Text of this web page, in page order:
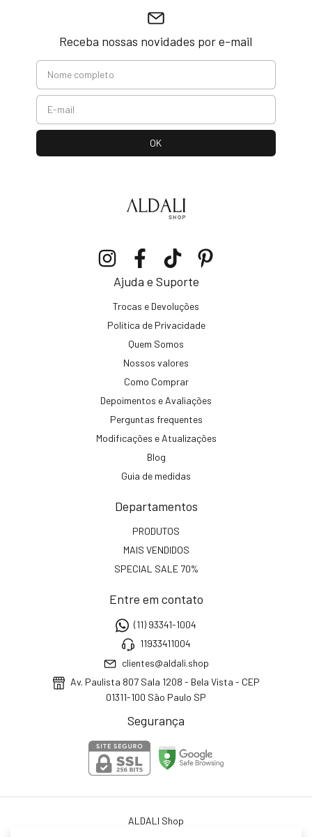
Receba nossas novidades por e-mail
Ajuda e Suporte
Trocas e Devoluções
Política de Privacidade
Quem Somos
Nossos valores
Como Comprar
Depoimentos e Avaliações
Perguntas frequentes
Modificações e Atualizações
Blog
Guia de medidas
Departamentos
PRODUTOS
MAIS VENDIDOS
SPECIAL SALE 70%
Entre em contato
(11) 93341-1004
11933411004
clientes@aldali.shop
Av. Paulista 807 Sala 1208 - Bela Vista - CEP
01311-100 São Paulo SP
Segurança
ALDALI Shop